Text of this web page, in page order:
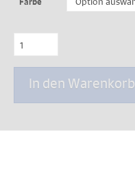
Lidschattenpuder
Palette
g
In den Warenkorb